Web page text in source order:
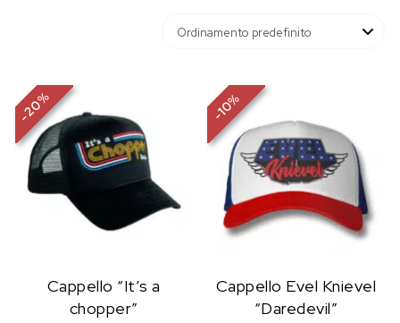
-
20
%
Cappello “It’s a
chopper”
-
10
%
Cappello Evel Knievel
“Daredevil”